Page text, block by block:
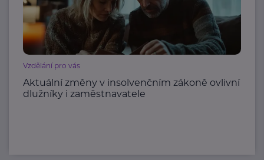
Vzdělání pro vás
Aktuální změny v insolvenčním zákoně ovlivní
dlužníky i zaměstnavatele